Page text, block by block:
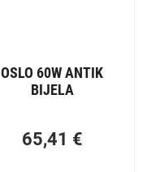
OSLO 60W ANTIK
BIJELA
65,41 €